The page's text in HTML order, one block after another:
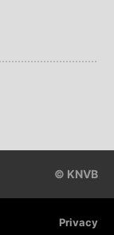
Privacy
© KNVB